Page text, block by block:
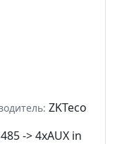
ZKTeco
-> 4xAUX in